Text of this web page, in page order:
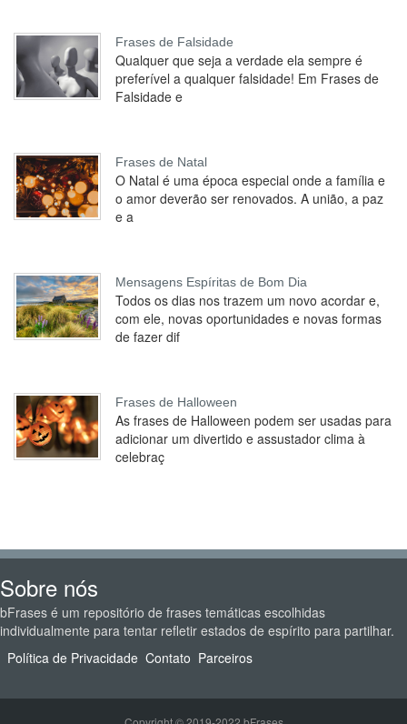
Frases de Falsidade
Qualquer que seja a verdade ela sempre é
preferível a qualquer falsidade! Em Frases de
Falsidade e
Frases de Natal
O Natal é uma época especial onde a família e
o amor deverão ser renovados. A união, a paz
e a
Mensagens Espíritas de Bom Dia
Todos os dias nos trazem um novo acordar e,
com ele, novas oportunidades e novas formas
de fazer dif
Frases de Halloween
As frases de Halloween podem ser usadas para
adicionar um divertido e assustador clima à
celebraç
Sobre nós
bFrases é um repositório de frases temáticas escolhidas
individualmente para tentar refletir estados de espírito para partilhar.
Política de Privacidade Contato Parceiros